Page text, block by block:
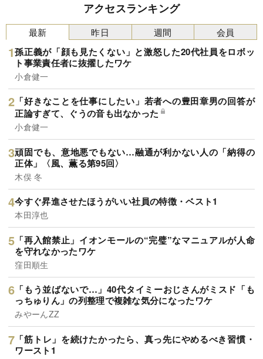
アクセスランキング
最新
孫正義が「顔も見たくない」と激怒した20代社員をロボッ
ト事業責任者に抜擢したワケ
小倉健一
「好きなことを仕事にしたい」若者への豊田章男の回答が
正論すぎて、ぐうの音も出なかった
小倉健一
頑固でも、意地悪でもない…融通が利かない人の「納得の
正体」〈風、薫る第95回〉
木俣 冬
今すぐ昇進させたほうがいい社員の特徴・ベスト1
本田淳也
「再入館禁止」イオンモールの“完璧”なマニュアルが人命
を守れなかったワケ
窪田順生
「もう並ばないで…」40代タイミーおじさんがミスド「も
っちゅりん」の列整理で複雑な気分になったワケ
みやーんZZ
「筋トレ」を続けたかったら、真っ先にやめるべき習慣・
ワースト1
昨日 週間 会員